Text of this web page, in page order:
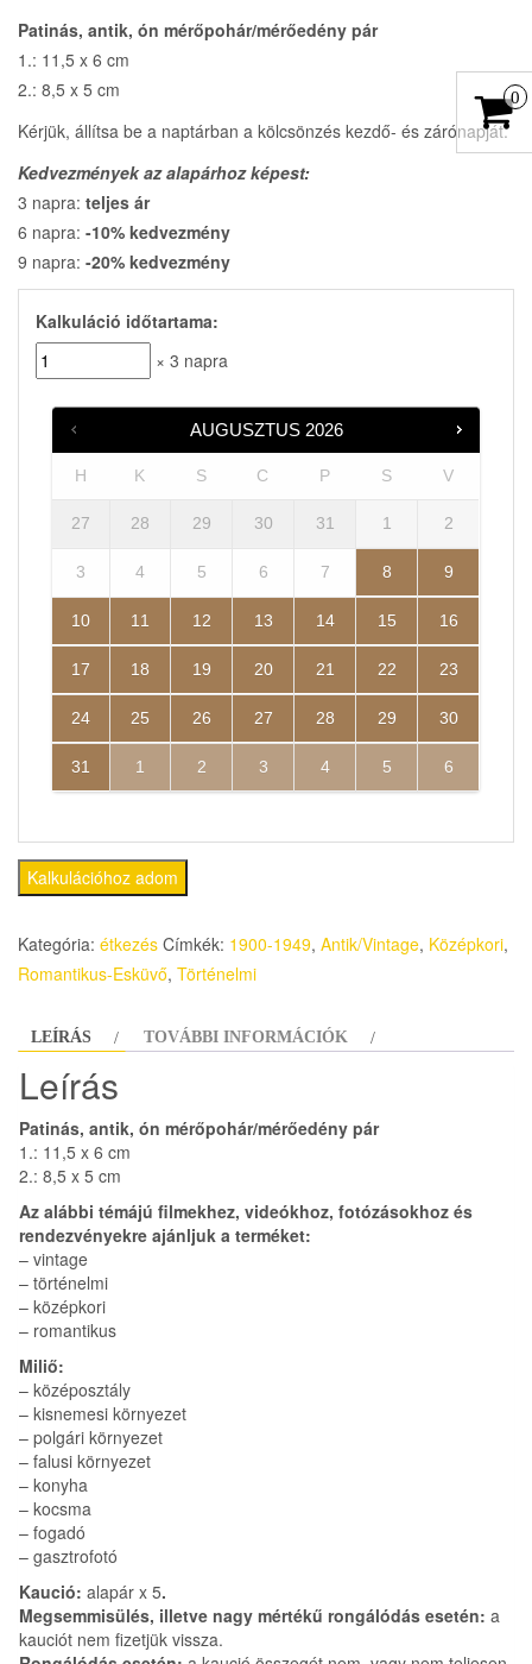
Patinás, antik, ón mérőpohár/mérőedény pár
1.: 11,5 x 6 cm
2.: 8,5 x 5 cm
Kérjük, állítsa be a naptárban a kölcsönzés kezdő- és zárónapját.
Kedvezmények az alapárhoz képest:
3 napra: teljes ár
6 napra: -10% kedvezmény
9 napra: -20% kedvezmény
Kalkuláció időtartama:
× 3 napra
AUGUSZTUS 2026
H K S C P S V
27 28 29 30 31 1 2
3 4 5 6 7 8 9
10 11 12 13 14 15 16
17 18 19 20 21 22 23
24 25 26 27 28 29 30
31 1 2 3 4 5 6
Kalkulációhoz adom
Kategória: étkezés Címkék: 1900-1949, Antik/Vintage, Középkori,
Romantikus-Esküvő, Történelmi
LEÍRÁS TOVÁBBI INFORMÁCIÓK
Leírás
Patinás, antik, ón mérőpohár/mérőedény pár
1.: 11,5 x 6 cm
2.: 8,5 x 5 cm
Az alábbi témájú filmekhez, videókhoz, fotózásokhoz és
rendezvényekre ajánljuk a terméket:
– vintage
– történelmi
– középkori
– romantikus
Miliő:
– középosztály
– kisnemesi környezet
– polgári környezet
– falusi környezet
– konyha
– kocsma
– fogadó
– gasztrofotó
Kaució: alapár x 5.
Megsemmisülés, illetve nagy mértékű rongálódás esetén: a
kauciót nem fizetjük vissza.
0